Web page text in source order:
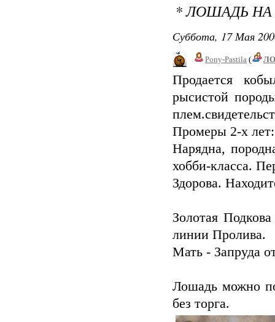
* ЛОШАДЬ
Суббота, 17 Мая
Pony-Pastila (
Продается
рысистой
Промеры 2-х лет:
Нарядна,
хобби-класса.
Здорова.
Золотая
линии Пролива.
Мать - Запруда
Лошадь можно
без торга.